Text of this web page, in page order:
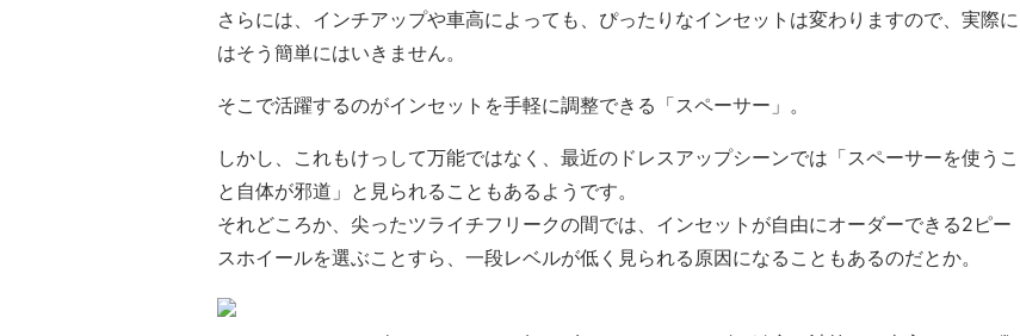
さらには、インチアップや車高によっても、ぴったりなインセットは変わりますので、実際に
はそう簡単にはいきません。
そこで活躍するのがインセットを手軽に調整できる「スペーサー」。
しかし、これもけっして万能ではなく、最近のドレスアップシーンでは「スペーサーを使うこ
と自体が邪道」と見られることもあるようです。
それどころか、尖ったツライチフリークの間では、インセットが自由にオーダーできる2ピー
スホイールを選ぶことすら、一段レベルが低く見られる原因になることもあるのだとか。